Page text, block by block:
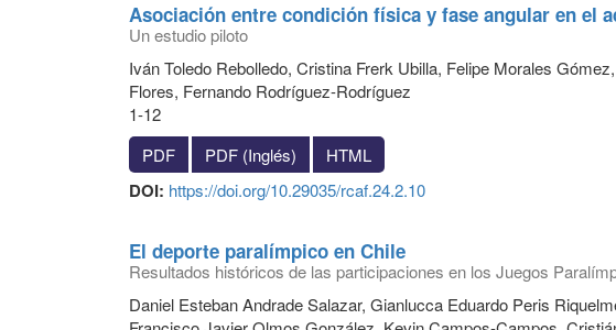
Asociación entre condición física y fase angular en el
Un estudio piloto
Iván Toledo Rebolledo, Cristina Frerk Ubilla, Felipe Morales
Flores, Fernando Rodríguez-Rodríguez
1-12
PDF
PDF (Inglés) HTML
DOI: https://doi.org/10.29035/rcaf.24.2.10
El deporte paralímpico en Chile
Resultados históricos de las participaciones en los Juegos
Daniel Esteban Andrade Salazar, Gianlucca Eduardo Peris